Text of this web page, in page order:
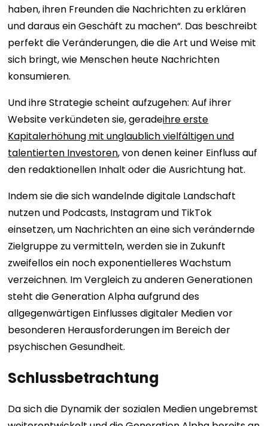
haben, ihren Freunden die Nachrichten zu erklären
und daraus ein Geschäft zu machen“. Das beschreibt
perfekt die Veränderungen, die die Art und Weise mit
sich bringt, wie Menschen heute Nachrichten
konsumieren.
Und ihre Strategie scheint aufzugehen: Auf ihrer
Website verkündeten sie, geradeihre erste
Kapitalerhöhung mit unglaublich vielfältigen und
talentierten Investoren, von denen keiner Einfluss auf
den redaktionellen Inhalt oder die Ausrichtung hat.
Indem sie die sich wandelnde digitale Landschaft
nutzen und Podcasts, Instagram und TikTok
einsetzen, um Nachrichten an eine sich verändernde
Zielgruppe zu vermitteln, werden sie in Zukunft
zweifellos ein noch exponentielleres Wachstum
verzeichnen. Im Vergleich zu anderen Generationen
steht die Generation Alpha aufgrund des
allgegenwärtigen Einflusses digitaler Medien vor
besonderen Herausforderungen im Bereich der
psychischen Gesundheit.
Schlussbetrachtung
Da sich die Dynamik der sozialen Medien ungebremst